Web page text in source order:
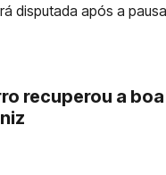
disputada após a
recuperou a